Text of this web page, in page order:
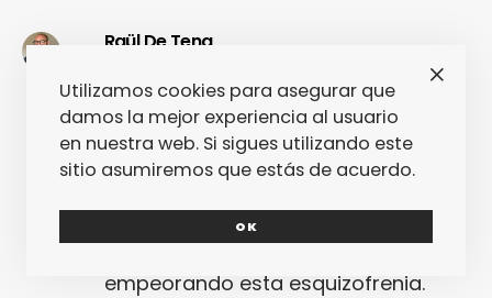
Raül De Tena
Dr. Jeckyll y Mr. Hide modernillo de
mierda: unas veces es un esnobista
de librillo y otras nadie le gana a
chabacano adicto a hablar de
tarea al frente de fantasticmag
empeorando esta esquizofrenia.
Utilizamos cookies para asegurar que
damos la mejor experiencia al usuario
en nuestra web. Si sigues utilizando este
sitio asumiremos que estás de acuerdo.
OK